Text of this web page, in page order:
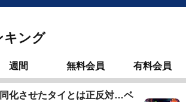
キング
週間 無料会員 有料会員
化させたタイとは正反対…ベ